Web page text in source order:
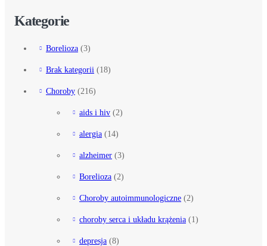
Kategorie
Borelioza (3)
Brak kategorii (18)
Choroby (216)
aids i hiv (2)
alergia (14)
alzheimer (3)
Borelioza (2)
Choroby autoimmunologiczne (2)
choroby serca i układu krążenia (1)
depresja (8)